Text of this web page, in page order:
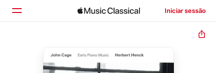
Iniciar sessão
Explorar